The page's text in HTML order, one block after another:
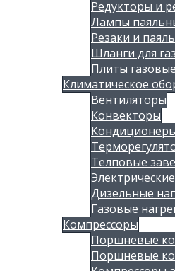
Редукторы и
Лампы
Резаки и
Шланги для
Плиты газовые
Климатическое
Вентиляторы
Конвекторы
Телповые
Дизельные
Газовые
Компрессоры
Поршневые
Поршневые